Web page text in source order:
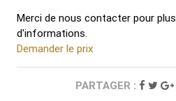
Merci de nous contacter pour plus
d'informations.
Demander le prix
PARTAGER :